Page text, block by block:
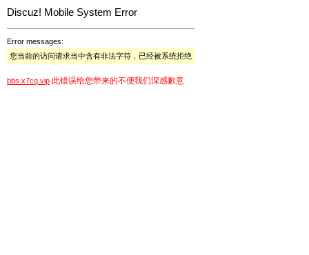
Discuz! Mobile System Error
Error messages:
您当前的访问请求当中含有非法字符，已经被系统拒绝
bbs.x7cq.vip 此错误给您带来的不便我们深感歉意